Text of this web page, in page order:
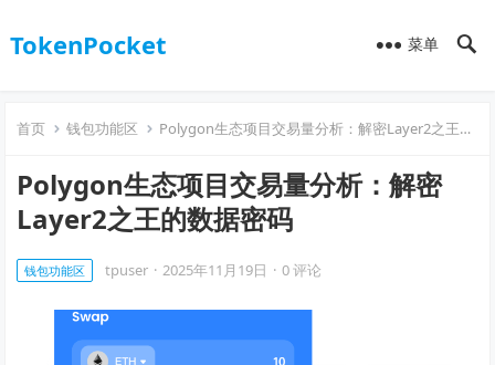
TokenPocket 菜单
首页 钱包功能区 Polygon生态项目交易量分析：解密Layer2之王的数据密码
Polygon生态项目交易量分析：解密
Layer2之王的数据密码
钱包功能区 tpuser · 2025年11月19日 · 0 评论